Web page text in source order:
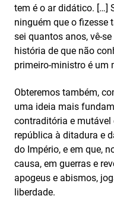
tem é o ar didático. […]
ninguém que o fizesse
sei quantos anos, vê-
história de que não
primeiro-ministro é um
Obteremos também,
uma ideia mais
contraditória e mutável
república à ditadura e
do Império, e em que,
causa, em guerras e
apogeus e abismos,
liberdade.